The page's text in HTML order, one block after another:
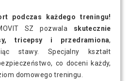
podczas każdego treningu!
SZ pozwala skutecznie
tricepsy i przedramiona,
stawy. Specjalny kształt
co doceni każdy,
domowego treningu.